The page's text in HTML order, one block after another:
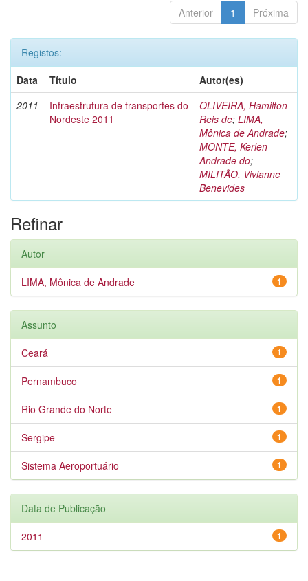
Anterior 1 Próxima
Registos:
Data
Título
Autor(es)
2011
Infraestrutura de transportes do
Nordeste 2011
OLIVEIRA, Hamilton
Reis de; LIMA,
Mônica de Andrade;
MONTE, Kerlen
Andrade do;
MILITÃO, Vivianne
Benevides
Refinar
Autor
1
LIMA, Mônica de Andrade
Assunto
1
Ceará
1
Pernambuco
1
Rio Grande do Norte
1
Sergipe
1
Sistema Aeroportuário
Data de Publicação
1
2011